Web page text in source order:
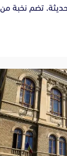
تضم نخبة من